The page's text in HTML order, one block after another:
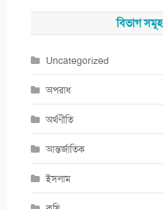
বিভাগ সমূহ
Uncategorized
অপরাধ
অর্থণীতি
আন্তর্জাতিক
ইসলাম